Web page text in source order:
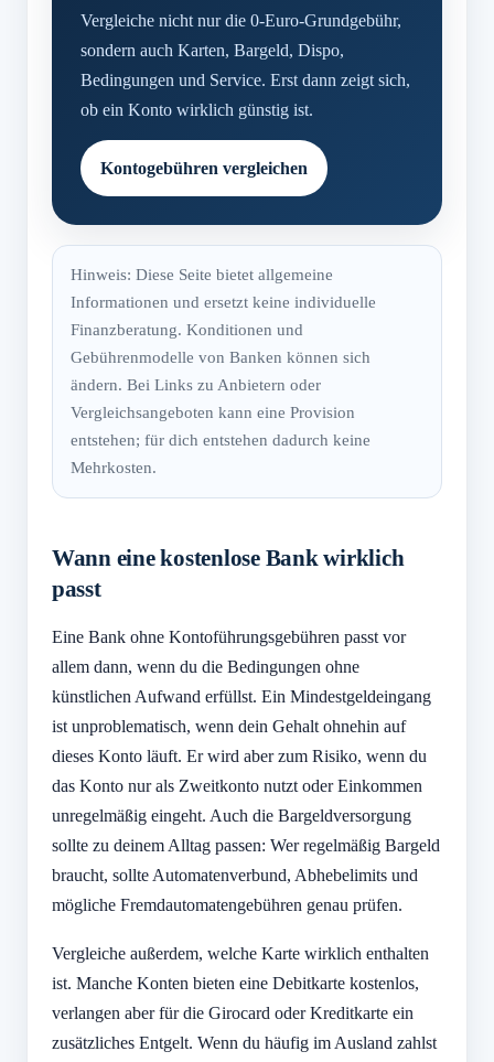
Vergleiche nicht nur die 0-Euro-Grundgebühr,
sondern auch Karten, Bargeld, Dispo,
Bedingungen und Service. Erst dann zeigt sich,
ob ein Konto wirklich günstig ist.
Kontogebühren vergleichen
Hinweis: Diese Seite bietet allgemeine
Informationen und ersetzt keine individuelle
Finanzberatung. Konditionen und
Gebührenmodelle von Banken können sich
ändern. Bei Links zu Anbietern oder
Vergleichsangeboten kann eine Provision
entstehen; für dich entstehen dadurch keine
Mehrkosten.
Wann eine kostenlose Bank wirklich
passt
Eine Bank ohne Kontoführungsgebühren passt vor
allem dann, wenn du die Bedingungen ohne
künstlichen Aufwand erfüllst. Ein Mindestgeldeingang
ist unproblematisch, wenn dein Gehalt ohnehin auf
dieses Konto läuft. Er wird aber zum Risiko, wenn du
das Konto nur als Zweitkonto nutzt oder Einkommen
unregelmäßig eingeht. Auch die Bargeldversorgung
sollte zu deinem Alltag passen: Wer regelmäßig Bargeld
braucht, sollte Automatenverbund, Abhebelimits und
mögliche Fremdautomatengebühren genau prüfen.
Vergleiche außerdem, welche Karte wirklich enthalten
ist. Manche Konten bieten eine Debitkarte kostenlos,
verlangen aber für die Girocard oder Kreditkarte ein
zusätzliches Entgelt. Wenn du häufig im Ausland zahlst